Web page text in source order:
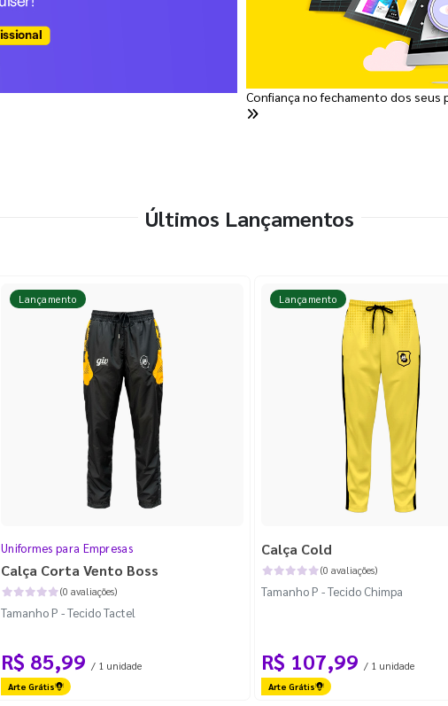
Confiança no fechamento dos seus
Últimos Lançamentos
Lançamento
Uniformes para Empresas
Calça Corta Vento Boss
(0 avaliações)
Tamanho P - Tecido Tactel
R$ 85,99 / 1 unidade
Arte Grátis
Lançamento
Calça Cold
(0 avaliações)
Tamanho P - Tecido Chimpa
R$ 107,99 / 1 unidade
Arte Grátis